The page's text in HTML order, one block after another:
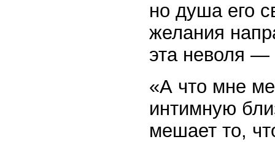
но душа его
желания
эта неволя
«А что мне
интимную
мешает то,